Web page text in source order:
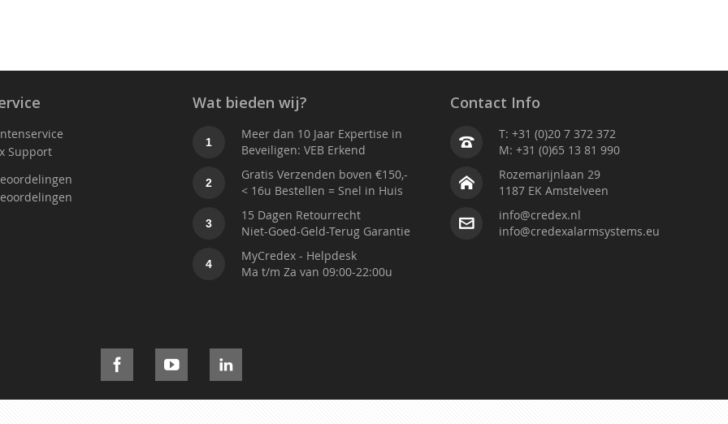
Support
Wat bieden wij?
1
Meer dan 10 Jaar Expertise in
Beveiligen: VEB Erkend
2
Gratis Verzenden boven €150,-
< 16u Bestellen = Snel in Huis
3
15 Dagen Retourrecht
Niet-Goed-Geld-Terug Garantie
4
MyCredex - Helpdesk
Ma t/m Za van 09:00-22:00u
Contact Info
T: +31 (0)20 7 372 372
M: +31 (0)65 13 81 990
Rozemarijnlaan 29
1187 EK Amstelveen
info@credex.nl
info@credexalarmsystems.eu